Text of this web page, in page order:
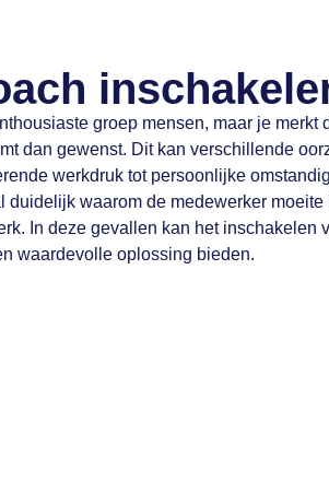
groep mensen, maar je merkt
dan gewenst. Dit kan verschillende
werkdruk tot persoonlijke
duidelijk waarom de medewerker moeite
In deze gevallen kan het inschakelen
waardevolle oplossing bieden.